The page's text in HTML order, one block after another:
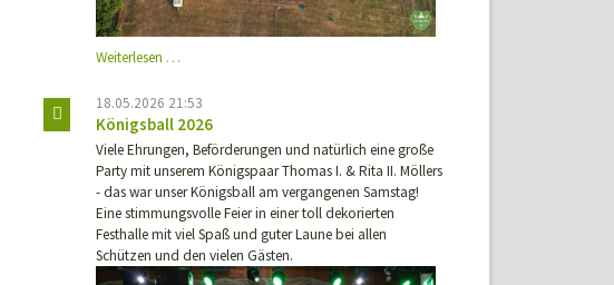
Weiterlesen …
2026
18.05.2026 21:53
Königsball 2026
Viele Ehrungen, Beförderungen und natürlich eine große
Party mit unserem Königspaar Thomas I. & Rita II. Möllers
- das war unser Königsball am vergangenen Samstag!
Eine stimmungsvolle Feier in einer toll dekorierten
Festhalle mit viel Spaß und guter Laune bei allen
Schützen und den vielen Gästen.